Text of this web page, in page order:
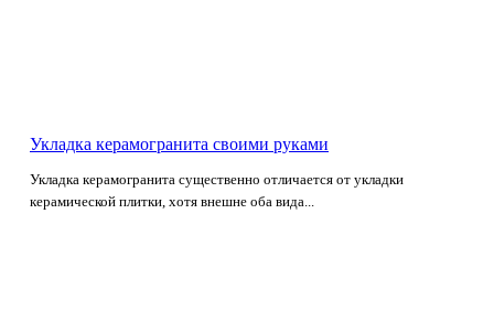
Укладка керамогранита своими руками
Укладка керамогранита существенно отличается от укладки
керамической плитки, хотя внешне оба вида...